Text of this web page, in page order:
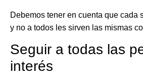
Debemos tener en cuenta que cada
y no a todos les sirven las mismas
Seguir a todas las
interés